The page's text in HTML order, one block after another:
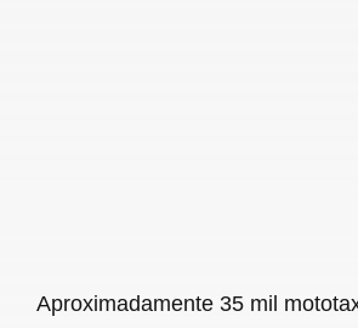
Aproximadamente 35 mil